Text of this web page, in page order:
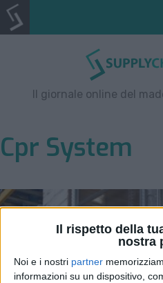
Il rispetto della
nostra
Noi e i nostri partner
informazioni su un dispositivo,
Il giornale online del
Cpr System